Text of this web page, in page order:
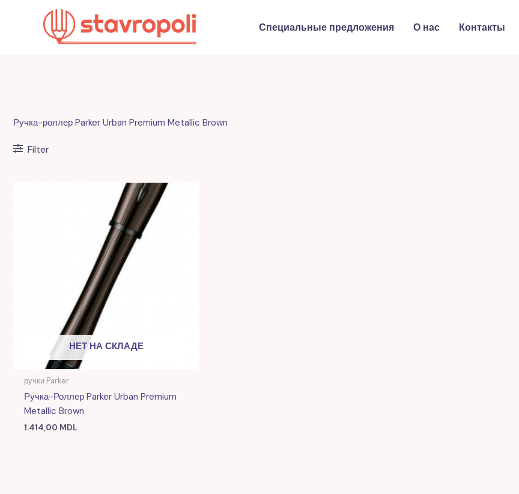
содержимому
Специальные предложения О нас Контакты
Ручка-роллер Parker Urban Premium Metallic Brown
Filter
НЕТ НА СКЛАДЕ
ручки Parker
Ручка-Роллер Parker Urban Premium
Metallic Brown
1.414,00 MDL